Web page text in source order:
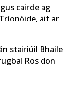
cairde ag
áit ar
stairiúil Bhaile
Ros don